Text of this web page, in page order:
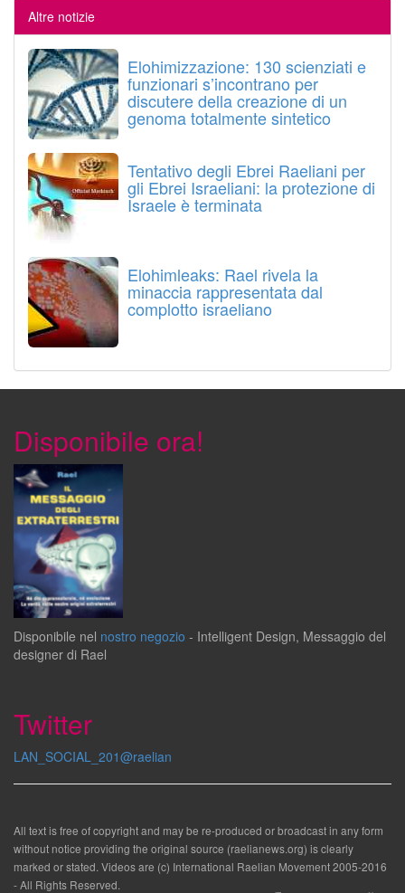
Altre notizie
Elohimizzazione: 130 scienziati e
funzionari s’incontrano per
discutere della creazione di un
genoma totalmente sintetico
Tentativo degli Ebrei Raeliani per
gli Ebrei Israeliani: la protezione di
Israele è terminata
Elohimleaks: Rael rivela la
minaccia rappresentata dal
complotto israeliano
Disponibile ora!
Disponibile nel nostro negozio - Intelligent Design, Messaggio del
designer di Rael
Twitter
LAN_SOCIAL_201@raelian
All text is free of copyright and may be re-produced or broadcast in any form
without notice providing the original source (raelianews.org) is clearly
marked or stated. Videos are (c) International Raelian Movement 2005-2016
- All Rights Reserved.